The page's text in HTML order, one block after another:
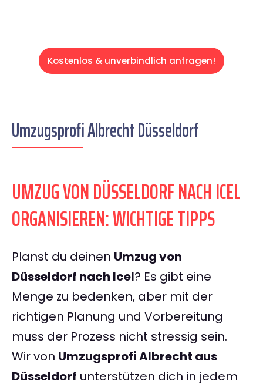
Kostenlos & unverbindlich anfragen!
Umzugsprofi Albrecht Düsseldorf
UMZUG VON DÜSSELDORF NACH ICEL
ORGANISIEREN: WICHTIGE TIPPS
Planst du deinen Umzug von
Düsseldorf nach Icel? Es gibt eine
Menge zu bedenken, aber mit der
richtigen Planung und Vorbereitung
muss der Prozess nicht stressig sein.
Wir von Umzugsprofi Albrecht aus
Düsseldorf unterstützen dich in jedem